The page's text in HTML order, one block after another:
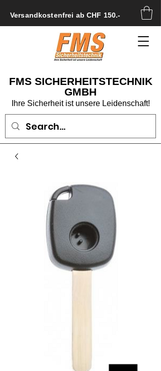
FMS SICHERHEITSTECHNIK
GMBH
Ihre Sicherheit ist unsere Leidenschaft!
Versandkostenfrei ab CHF 150.-